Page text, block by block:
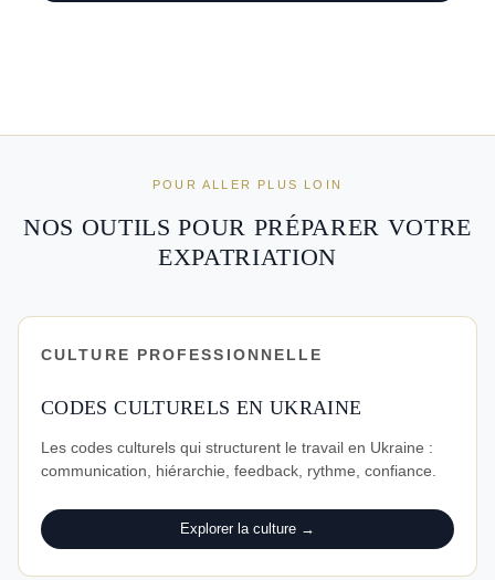
POUR ALLER PLUS LOIN
NOS OUTILS POUR PRÉPARER VOTRE
EXPATRIATION
CULTURE PROFESSIONNELLE
CODES CULTURELS EN UKRAINE
Les codes culturels qui structurent le travail en Ukraine :
communication, hiérarchie, feedback, rythme, confiance.
Explorer la culture →